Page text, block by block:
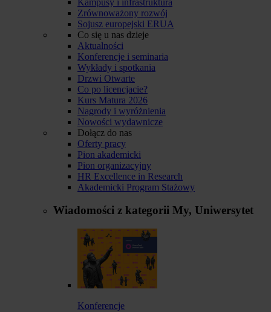
Zrównoważony rozwój
Sojusz europejski ERUA
Co się u nas dzieje
Aktualności
Konferencje i seminaria
Wykłady i spotkania
Drzwi Otwarte
Co po licencjacie?
Kurs Matura 2026
Nagrody i wyróżnienia
Nowości wydawnicze
Dołącz do nas
Oferty pracy
Pion akademicki
Pion organizacyjny
HR Excellence in Research
Akademicki Program Stażowy
Wiadomości z kategorii My, Uniwersytet
Konferencje